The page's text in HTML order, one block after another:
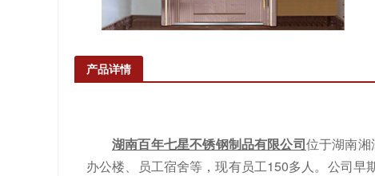
产品详情
湖南百年七星不锈钢制品有限公司位于湖南
办公楼、员工宿舍等，现有员工150多人。公司早